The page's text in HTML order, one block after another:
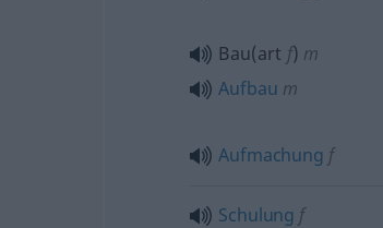
Bau(art f) m
Aufbau m
Aufmachung f
Schulung f